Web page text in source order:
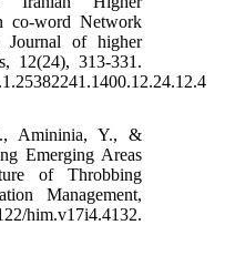
co-word Network
Journal of higher
12(24), 313-331.
Amininia, Y., &
Emerging Areas
of Throbbing
Management,
him.v17i4.4132.